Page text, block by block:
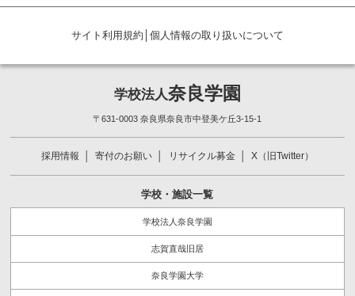
サイト利用規約 個人情報の取り扱いについて
学校法人奈良学園
〒631-0003 奈良県奈良市中登美ケ丘3-15-1
採用情報 寄付のお願い リサイクル募金 X（旧Twitter）
学校・施設一覧
学校法人奈良学園
志賀直哉旧居
奈良学園大学